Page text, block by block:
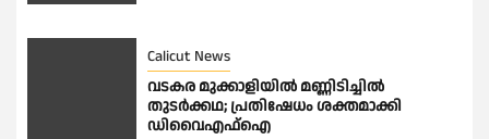
Calicut News
വടകര മുക്കാളിയിൽ മണ്ണിടിച്ചിൽ
തുടർക്കഥ; പ്രതിഷേധം ശക്തമാക്കി
ഡിവൈഎഫ്ഐ